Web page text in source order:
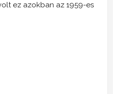
ez azokban az 1959-es